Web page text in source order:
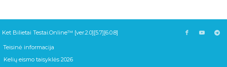
Ket Bilietai Testai.Online™ [ver.2.0][5.7][6.0.8]
Teisinė informacija
Kelių eismo taisyklės 2026